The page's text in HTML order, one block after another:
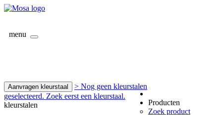
menu
Aanvragen kleurstaal
> Nog geen kleurstalen
geselecteerd. Zoek eerst een kleurstaal.
kleurstalen
Producten
Zoek product